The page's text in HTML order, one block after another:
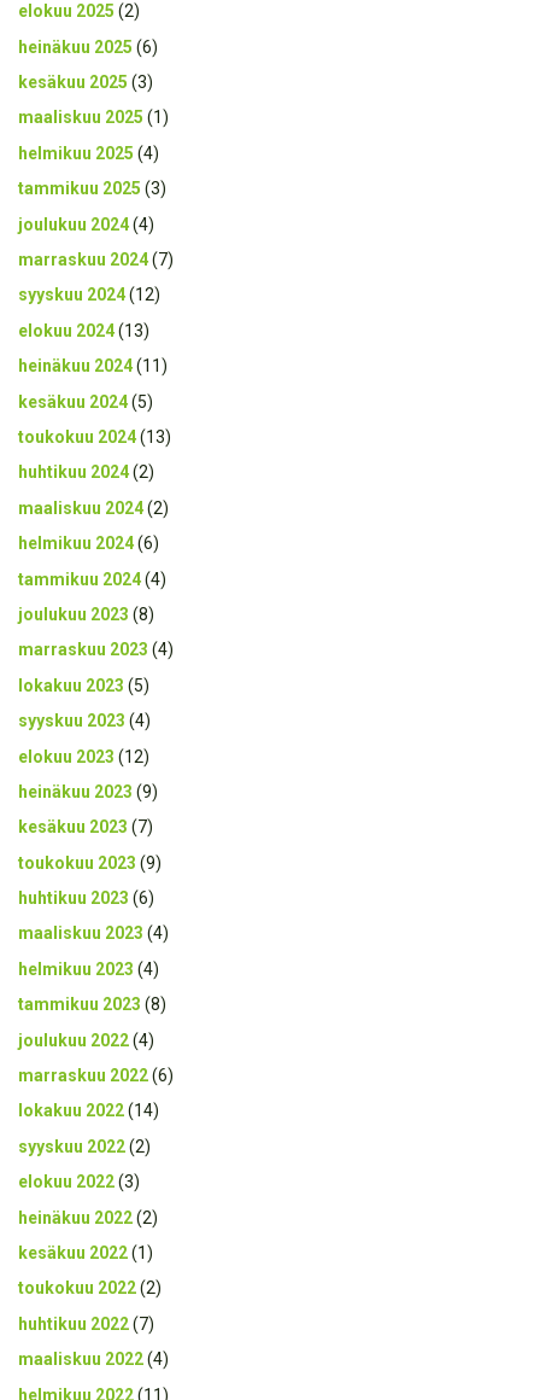
elokuu 2025 (2)
heinäkuu 2025 (6)
kesäkuu 2025 (3)
maaliskuu 2025 (1)
helmikuu 2025 (4)
tammikuu 2025 (3)
joulukuu 2024(4)
marraskuu 2024(7)
syyskuu 2024(12)
elokuu 2024(13)
heinäkuu 2024(11)
kesäkuu 2024(5)
toukokuu 2024(13)
huhtikuu 2024(2)
maaliskuu 2024(2)
helmikuu 2024(6)
tammikuu 2024(4)
joulukuu 2023 (8)
marraskuu 2023 (4)
lokakuu 2023 (5)
syyskuu 2023 (4)
elokuu 2023 (12)
heinäkuu 2023 (9)
kesäkuu 2023 (7)
toukokuu 2023 (9)
huhtikuu 2023 (6)
maaliskuu 2023 (4)
helmikuu 2023 (4)
tammikuu 2023 (8)
joulukuu 2022(4)
marraskuu 2022(6)
lokakuu 2022(14)
syyskuu 2022(2)
elokuu 2022(3)
heinäkuu 2022(2)
kesäkuu 2022(1)
toukokuu 2022(2)
huhtikuu 2022(7)
maaliskuu 2022(4)
helmikuu 2022(11)